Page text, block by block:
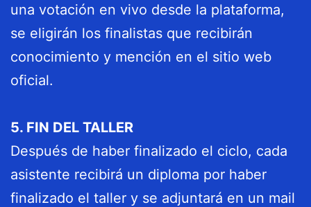
una votación en vivo desde la plataforma,
se eligirán los finalistas que recibirán
conocimiento y mención en el sitio web
oficial.
5. FIN DEL TALLER
Después de haber finalizado el ciclo, cada
asistente recibirá un diploma por haber
finalizado el taller y se adjuntará en un mail